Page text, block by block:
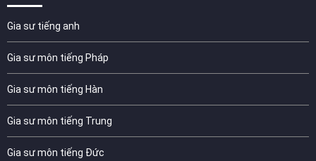
Gia sư tiếng anh
Gia sư môn tiếng Pháp
Gia sư môn tiếng Hàn
Gia sư môn tiếng Trung
Gia sư môn tiếng Đức